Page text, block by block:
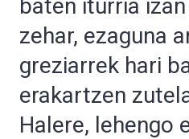
baten iturria
zehar, ezaguna
greziarrek hari
erakartzen
Halere, lehengo